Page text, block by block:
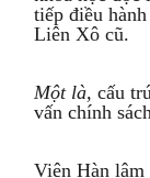
tiếp điều
Liên Xô cũ.
Một là, cấu
vấn chính
Viện Hàn